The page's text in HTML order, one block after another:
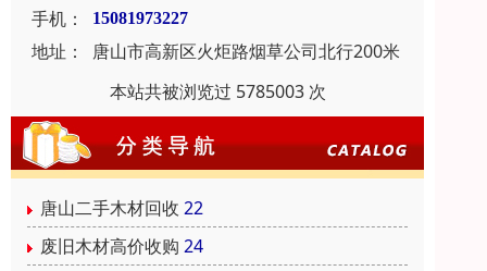
手机：
15081973227
地址：
唐山市高新区火炬路烟草公司北行200米
本站共被浏览过 5785003 次
唐山二手木材回收 22
废旧木材高价收购 24